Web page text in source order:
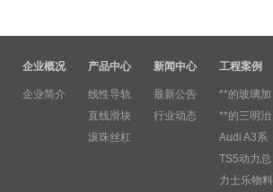
企业概况
企业简介
产品中心
线性导轨
直线滑块
滚珠丝杠
新闻中心
最新公告
行业动态
工程案例
**的玻璃加
**的三明治
Audi A3系
TS5动力总
力士乐物料